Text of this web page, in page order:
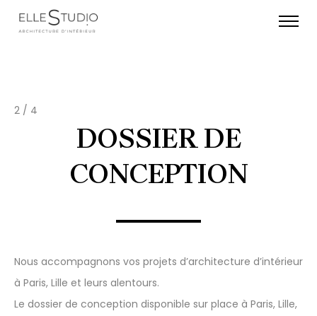
2 / 4
DOSSIER DE
CONCEPTION
Nous accompagnons vos projets d’architecture d’intérieur
à Paris, Lille et leurs alentours.
Le dossier de conception disponible sur place à Paris, Lille,